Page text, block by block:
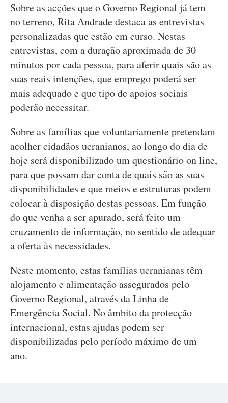
Sobre as acções que o Governo Regional já tem
no terreno, Rita Andrade destaca as entrevistas
personalizadas que estão em curso. Nestas
entrevistas, com a duração aproximada de 30
minutos por cada pessoa, para aferir quais são as
suas reais intenções, que emprego poderá ser
mais adequado e que tipo de apoios sociais
poderão necessitar.
Sobre as famílias que voluntariamente pretendam
acolher cidadãos ucranianos, ao longo do dia de
hoje será disponibilizado um questionário on line,
para que possam dar conta de quais são as suas
disponibilidades e que meios e estruturas podem
colocar à disposição destas pessoas. Em função
do que venha a ser apurado, será feito um
cruzamento de informação, no sentido de adequar
a oferta às necessidades.
Neste momento, estas famílias ucranianas têm
alojamento e alimentação assegurados pelo
Governo Regional, através da Linha de
Emergência Social. No âmbito da protecção
internacional, estas ajudas podem ser
disponibilizadas pelo período máximo de um
ano.